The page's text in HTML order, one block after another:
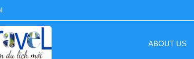
ABOUT US